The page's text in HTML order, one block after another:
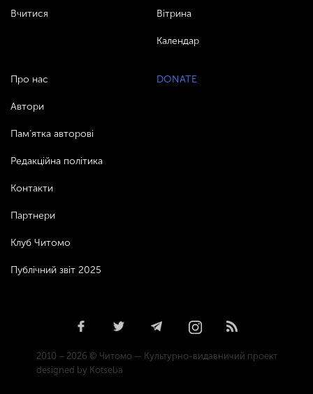
Вчитися Вітрина
Календар
Про нас
Автори
Пам’ятка авторові
Редакційна політика
Контакти
Партнери
Клуб Читомо
Публічний звіт 2025
DONATE
2010 – 2026 © Читомо — Культурно-видавничий проект
designed by Kotseba